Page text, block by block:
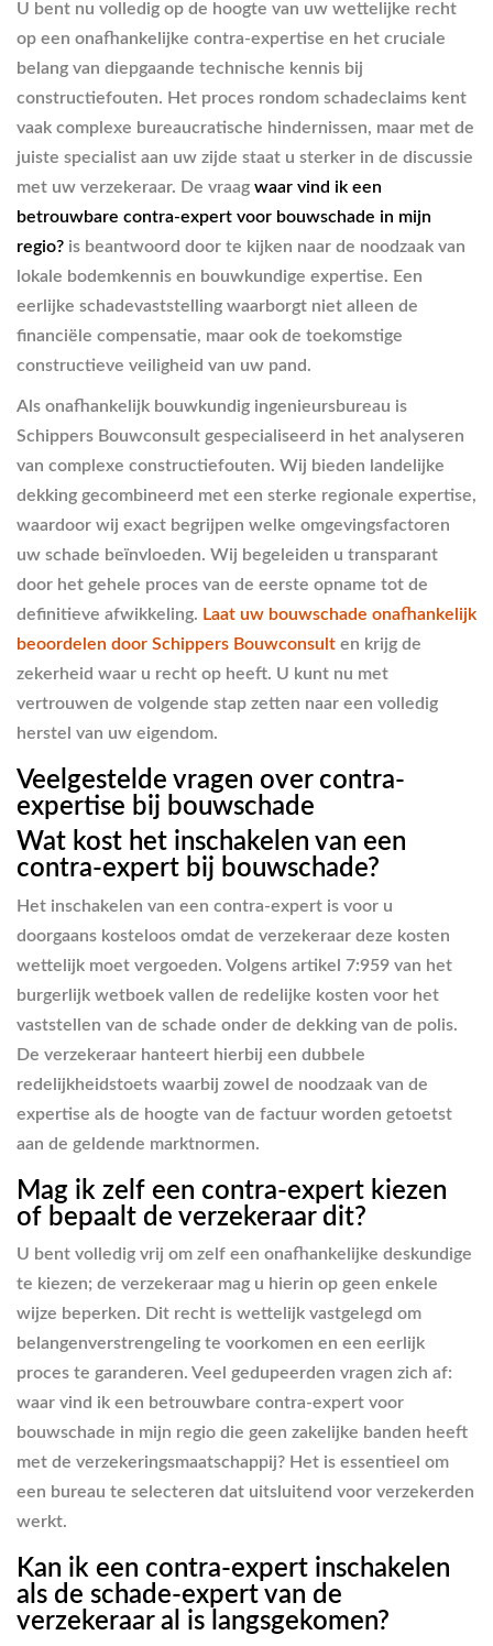
U bent nu volledig op de hoogte van uw wettelijke recht
op een onafhankelijke contra-expertise en het cruciale
belang van diepgaande technische kennis bij
constructiefouten. Het proces rondom schadeclaims kent
vaak complexe bureaucratische hindernissen, maar met de
juiste specialist aan uw zijde staat u sterker in de discussie
met uw verzekeraar. De vraag waar vind ik een
betrouwbare contra-expert voor bouwschade in mijn
regio? is beantwoord door te kijken naar de noodzaak van
lokale bodemkennis en bouwkundige expertise. Een
eerlijke schadevaststelling waarborgt niet alleen de
financiële compensatie, maar ook de toekomstige
constructieve veiligheid van uw pand.
Als onafhankelijk bouwkundig ingenieursbureau is
Schippers Bouwconsult gespecialiseerd in het analyseren
van complexe constructiefouten. Wij bieden landelijke
dekking gecombineerd met een sterke regionale expertise,
waardoor wij exact begrijpen welke omgevingsfactoren
uw schade beïnvloeden. Wij begeleiden u transparant
door het gehele proces van de eerste opname tot de
definitieve afwikkeling. Laat uw bouwschade onafhankelijk
beoordelen door Schippers Bouwconsult en krijg de
zekerheid waar u recht op heeft. U kunt nu met
vertrouwen de volgende stap zetten naar een volledig
herstel van uw eigendom.
Veelgestelde vragen over contra-
expertise bij bouwschade
Wat kost het inschakelen van een
contra-expert bij bouwschade?
Het inschakelen van een contra-expert is voor u
doorgaans kosteloos omdat de verzekeraar deze kosten
wettelijk moet vergoeden. Volgens artikel 7:959 van het
burgerlijk wetboek vallen de redelijke kosten voor het
vaststellen van de schade onder de dekking van de polis.
De verzekeraar hanteert hierbij een dubbele
redelijkheidstoets waarbij zowel de noodzaak van de
expertise als de hoogte van de factuur worden getoetst
aan de geldende marktnormen.
Mag ik zelf een contra-expert kiezen
of bepaalt de verzekeraar dit?
U bent volledig vrij om zelf een onafhankelijke deskundige
te kiezen; de verzekeraar mag u hierin op geen enkele
wijze beperken. Dit recht is wettelijk vastgelegd om
belangenverstrengeling te voorkomen en een eerlijk
proces te garanderen. Veel gedupeerden vragen zich af:
waar vind ik een betrouwbare contra-expert voor
bouwschade in mijn regio die geen zakelijke banden heeft
met de verzekeringsmaatschappij? Het is essentieel om
een bureau te selecteren dat uitsluitend voor verzekerden
werkt.
Kan ik een contra-expert inschakelen
als de schade-expert van de
verzekeraar al is langsgekomen?